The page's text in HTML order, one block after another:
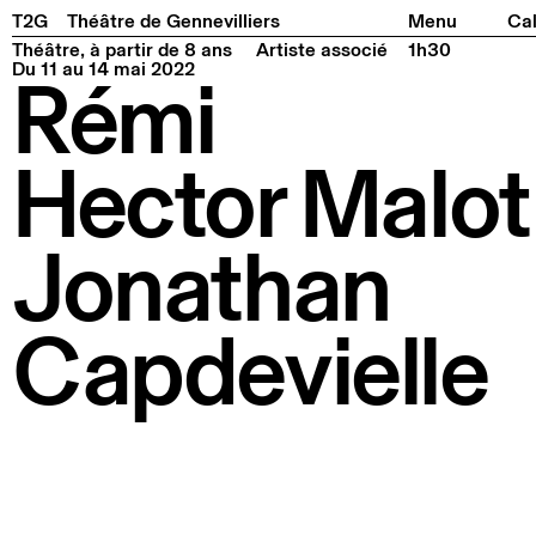
T2G Théâtre de Gennevilliers Menu
Facebook
Instagram Tiktok
Théâtre, à partir de 8 ans
Artiste associé
Du 11 au 14 mai 2022
1h30
Rémi
Hector Malot
Jonathan
Capdevielle